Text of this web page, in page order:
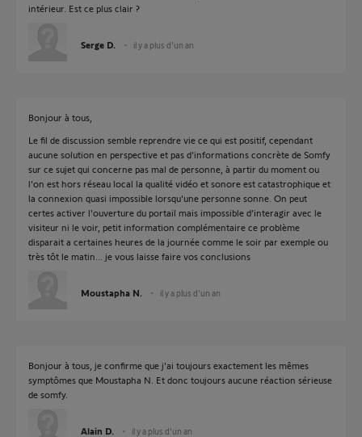
intérieur. Est ce plus clair ?
Serge D. il y a plus d'un an
Bonjour à tous,
Le fil de discussion semble reprendre vie ce qui est positif, cependant
aucune solution en perspective et pas d'informations concrète de Somfy
sur ce sujet qui concerne pas mal de personne, à partir du moment ou
l'on est hors réseau local la qualité vidéo et sonore est catastrophique et
la connexion quasi impossible lorsqu'une personne sonne. On peut
certes activer l'ouverture du portail mais impossible d’interagir avec le
visiteur ni le voir, petit information complémentaire ce problème
disparait a certaines heures de la journée comme le soir par exemple ou
très tôt le matin... je vous laisse faire vos conclusions
Moustapha N. il y a plus d'un an
Bonjour à tous, je confirme que j'ai toujours exactement les mêmes
symptômes que Moustapha N. Et donc toujours aucune réaction sérieuse
de somfy.
Alain D. il y a plus d'un an